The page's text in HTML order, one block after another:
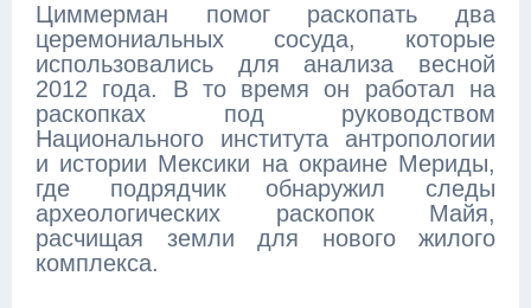
Циммерман помог раскопать два
церемониальных сосуда, которые
использовались для анализа весной
2012 года. В то время он работал на
раскопках под руководством
Национального института антропологии
и истории Мексики на окраине Мериды,
где подрядчик обнаружил следы
археологических раскопок Майя,
расчищая земли для нового жилого
комплекса.